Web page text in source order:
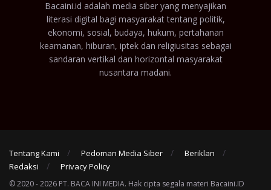
Bacaini.id adalah media siber yang menyajikan
literasi digital bagi masyarakat tentang politik,
ekonomi, sosial, budaya, hukum, pertahanan
keamanan, hiburan, iptek dan religiusitas sebagai
sandaran vertikal dan horizontal masyarakat
nusantara madani.
Tentang Kami Pedoman Media Siber
Beriklan
Redaksi
Privacy Policy
© 2020 - 2026 PT. BACA INI MEDIA. Hak cipta segala materi Bacaini.ID